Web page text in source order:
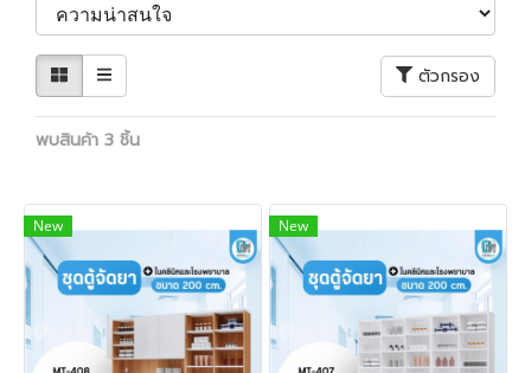
ตัวกรอง
พบสินค้า 3 ชิ้น
New New